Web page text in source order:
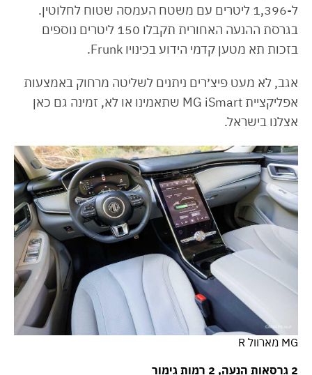
ל-1,396 ליטרים עם משטח העמסה שטוח לחלוטין.
בגרסת ההנעה האחורית תקבלו 150 ליטרים נוספים
בזכות תא מטען קדמי הידוע בכינויו Frunk.
אגב, לא מעט פיצ׳רים ניתנים לשליטה מרחוק באמצעות
אפליקציית MG iSmart שתאמינו או לא, זמינה גם כאן
אצלנו בישראל.
MG מארוול R
2 גרסאות הנעה, 2 רמות גימור